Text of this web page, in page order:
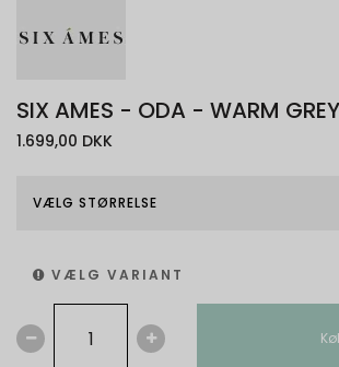
SIX AMES - ODA - WARM
1.699,00 DKK
VÆLG STØRRELSE
VÆLG VARIANT